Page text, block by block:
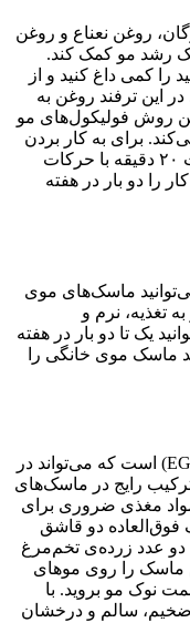
روغن نعناع و روغن
رشد مو کمک کند.
را کمی داغ کنید و از
این ترفند روغن به
روش فولیکول‌های مو
برای به کار بردن
این روش درمانی روغن را به‌آرامی به مدت ۲۰ دقیقه با حرکات
را دو بار در هفته
ماسک‌های موی
تغذیه، نرم و
یک تا دو بار در هفته
ماسک موی خانگی را
چای سبز حاوی اپی‌گالوکاتچین‌ گالات (EGCG) است که می‌تواند در
رایج در ماسک‌های
مغذی ضروری برای
دو قاشق
دو عدد زرده‌ی تخم‌مرغ
ماسک را روی موهای
نوک مو بروید. با
ضخیم، سالم و درخشان